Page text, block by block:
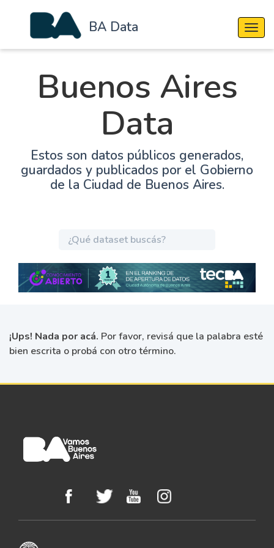
BA Data
Buenos Aires
Data
Estos son datos públicos generados,
guardados y publicados por el Gobierno
de la Ciudad de Buenos Aires.
¡Ups! Nada por acá. Por favor, revisá que la palabra esté
bien escrita o probá con otro término.